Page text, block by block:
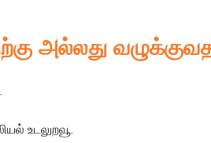
அல்லது
உடலுறவூ.